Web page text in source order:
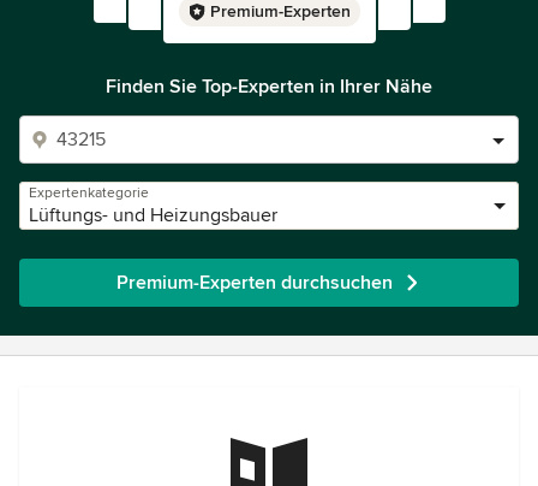
Premium-Experten
Finden Sie Top-Experten in Ihrer Nähe
Expertenkategorie
Lüftungs- und Heizungsbauer
Premium-Experten durchsuchen